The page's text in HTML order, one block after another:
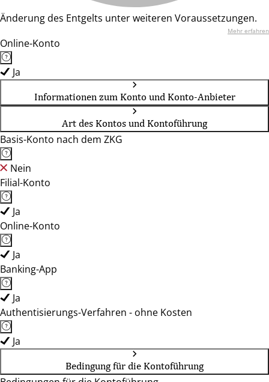
Änderung des Entgelts unter weiteren Voraussetzungen.
Mehr erfahren
Online-Konto
Ja
Informationen zum Konto und Konto-Anbieter
Art des Kontos und Kontoführung
Basis-Konto nach dem ZKG
Nein
Filial-Konto
Ja
Online-Konto
Ja
Banking-App
Ja
Authentisierungs-Verfahren - ohne Kosten
Ja
Bedingung für die Kontoführung